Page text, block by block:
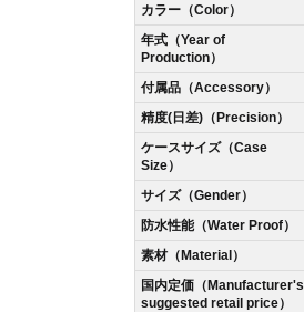
カラー（Color）
年式（Year of
Production）
付属品（Accessory）
精度(日差)（Precision）
ケースサイズ（Case
Size）
サイズ（Gender）
防水性能（Water Proof）
素材（Material）
国内定価（Manufacturer's
suggested retail price）